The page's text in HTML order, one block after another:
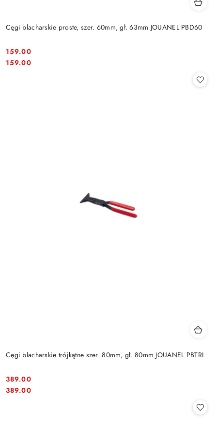
Cęgi blacharskie proste, szer. 60mm, gł. 63mm JOUANEL PBD60
Cena:
159.00
Cena:
159.00
Cęgi blacharskie trójkątne szer. 80mm, gł. 80mm JOUANEL PBTRI
Cena:
389.00
Cena:
389.00